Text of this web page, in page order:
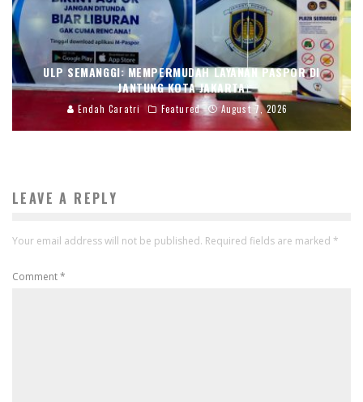
ULP SEMANGGI: MEMPERMUDAH LAYANAN PASPOR DI
JANTUNG KOTA JAKARTA
Endah Caratri Featured August 7, 2026
LEAVE A REPLY
Your email address will not be published. Required fields are marked *
Comment*